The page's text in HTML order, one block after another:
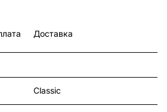
Доставка
Classic